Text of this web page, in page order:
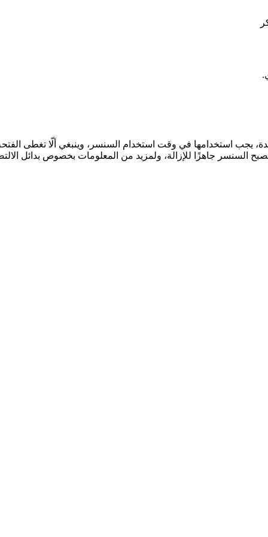
يجب استخدامها في وقت استخدام السنسر، وينبغي ألّا تغطى
السنسر جاهزًا للإزالة، ولمزيد من المعلومات بخصوص بدائل